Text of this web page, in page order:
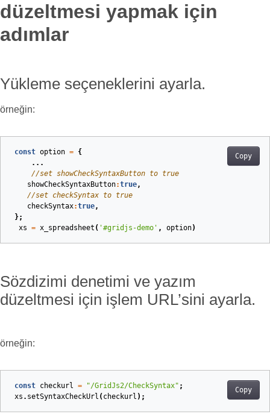
düzeltmesi yapmak için
adımlar
Yükleme seçeneklerini ayarla.
örneğin:
Copy
const option = {
...
//set showCheckSyntaxButton to true
showCheckSyntaxButton:true,
//set checkSyntax to true
checkSyntax:true,
};
xs = x_spreadsheet ( '#gridjs-demo' , option)
Sözdizimi denetimi ve yazım
düzeltmesi için işlem URL’sini ayarla.
örneğin:
Copy
const checkurl = "/GridJs2/CheckSyntax" ;
xs . setSyntaxCheckUrl ( checkurl );